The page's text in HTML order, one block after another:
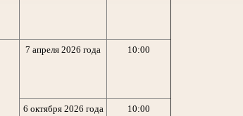
7 апреля 2026 года 10:00
6 октября 2026 года 10:00